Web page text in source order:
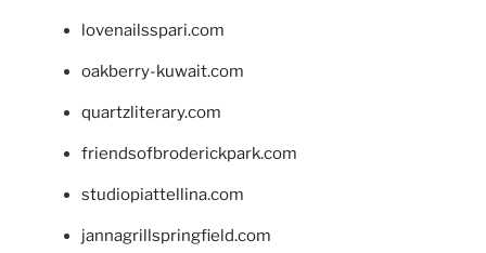
lovenailsspari.com
oakberry-kuwait.com
quartzliterary.com
friendsofbroderickpark.com
studiopiattellina.com
jannagrillspringfield.com